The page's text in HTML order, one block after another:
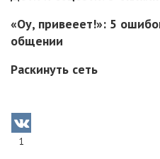
«Оу, привееет!»: 5
общении
Раскинуть сеть
1